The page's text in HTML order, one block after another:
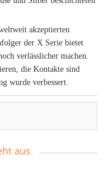
akzeptierten
der X Serie bietet
verlässlicher machen.
die Kontakte sind
wurde verbessert.
aus